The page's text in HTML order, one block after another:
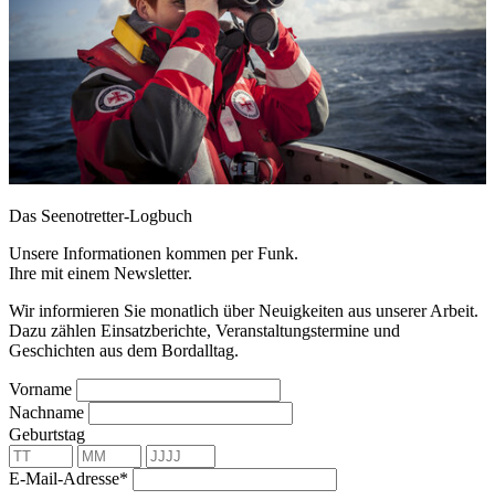
Das Seenotretter-Logbuch
Unsere Informationen kommen per Funk.
Ihre mit einem Newsletter.
Wir informieren Sie monatlich über Neuigkeiten aus unserer Arbeit.
Dazu zählen Einsatzberichte, Veranstaltungstermine und
Geschichten aus dem Bordalltag.
Vorname
Nachname
Geburtstag
E-Mail-Adresse*